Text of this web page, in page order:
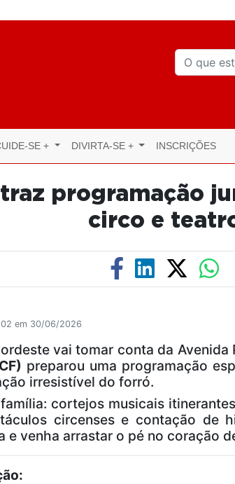
SE + DIVIRTA-SE + INSCRIÇÕES
programação
circo e
em 30/06/2026
vai tomar conta da
preparou uma programação
irresistível do forró.
cortejos musicais
circenses e contação de
e venha arrastar o pé no coração